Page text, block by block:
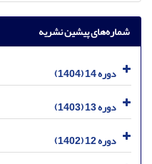
شماره‌های پیشین نشریه
دوره 14 (1404)
دوره 13 (1403)
دوره 12 (1402)